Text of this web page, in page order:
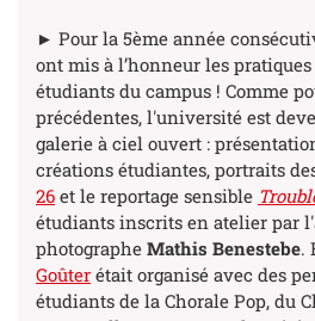
► Pour la 5ème année
ont mis à l’honneur les
étudiants du campus ! Comme
précédentes, l'université est
galerie à ciel ouvert :
créations étudiantes, portraits
26 et le reportage sensible
étudiants inscrits en atelier par
photographe Mathis Benestebe.
Goûter était organisé avec des
étudiants de la Chorale Pop, du